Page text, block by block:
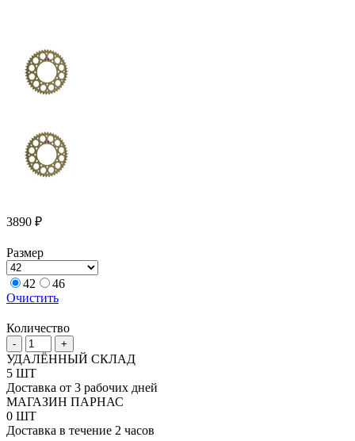
3890 ₽
Размер
42
46
Очистить
Количество
-
Количество
товара
Звезда
задняя
Renthal
#530
под
+
УДАЛЁННЫЙ СКЛАД
5 ШТ
Доставка от 3 рабочих дней
МАГАЗИН ПАРНАС
0 ШТ
Доставка в течение 2 часов